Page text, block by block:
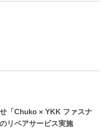
「Chuko × YKK ファスナ
リペアサービス実施